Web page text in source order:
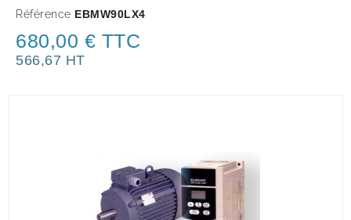
Référence EBMW90LX4
680,00 € TTC
566,67 HT